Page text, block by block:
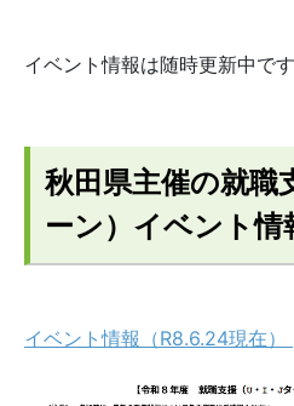
イベント情報は随時更新中です
秋田県主催の就職
ーン）イベント情
イベント情報（R8.6.24現在